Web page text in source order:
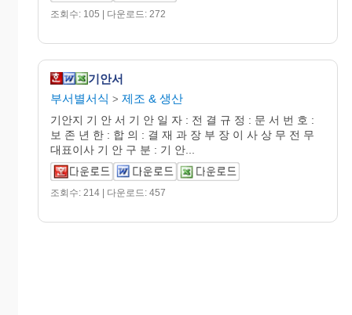
조회수: 105 | 다운로드: 272
기안서
부서별서식 > 제조 & 생산
기안지 기 안 서 기 안 일 자 : 전 결 규 정 : 문 서 번 호 :
보 존 년 한 : 합 의 : 결 재 과 장 부 장 이 사 상 무 전 무
대표이사 기 안 구 분 : 기 안...
조회수: 214 | 다운로드: 457